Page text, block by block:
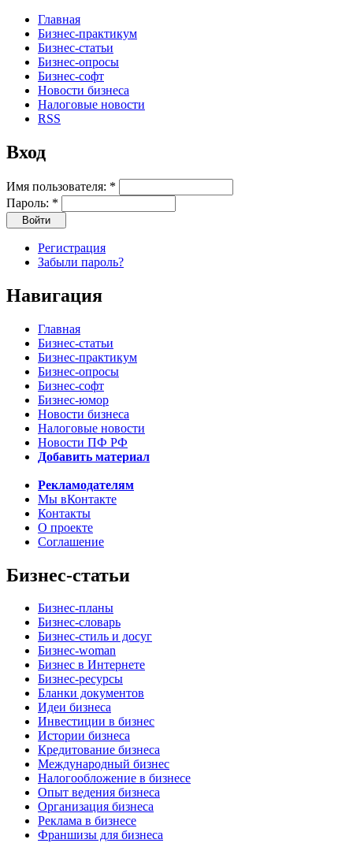
Главная
Бизнес-практикум
Бизнес-статьи
Бизнес-опросы
Бизнес-софт
Новости бизнеса
Налоговые новости
RSS
Вход
Имя пользователя: *
Пароль: *
Регистрация
Забыли пароль?
Навигация
Главная
Бизнес-статьи
Бизнес-практикум
Бизнес-опросы
Бизнес-софт
Бизнес-юмор
Новости бизнеса
Налоговые новости
Новости ПФ РФ
Добавить материал
Рекламодателям
Мы вКонтакте
Контакты
О проекте
Соглашение
Бизнес-статьи
Бизнес-планы
Бизнес-словарь
Бизнес-стиль и досуг
Бизнес-woman
Бизнес в Интернете
Бизнес-ресурсы
Бланки документов
Идеи бизнеса
Инвестиции в бизнес
Истории бизнеса
Кредитование бизнеса
Международный бизнес
Налогообложение в бизнесе
Опыт ведения бизнеса
Организация бизнеса
Реклама в бизнесе
Франшизы для бизнеса